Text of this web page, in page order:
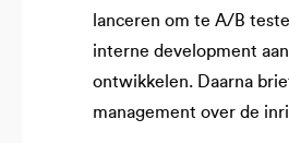
lanceren om te A/B
interne development
ontwikkelen. Daarna
management over de